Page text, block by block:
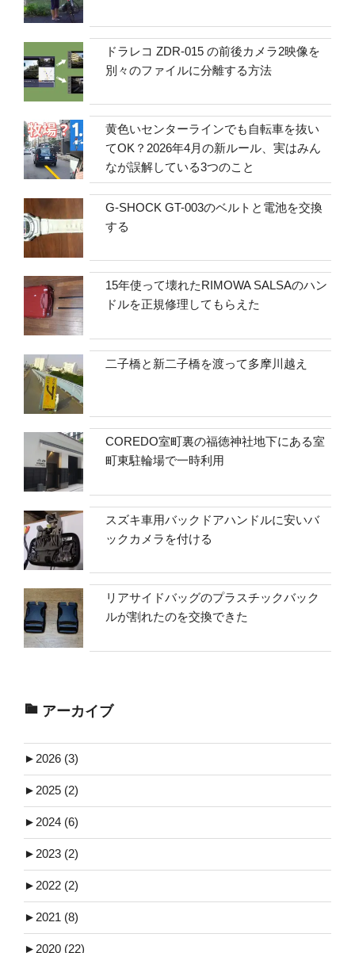
ドラレコ ZDR-015 の前後カメラ2映像を
別々のファイルに分離する方法
黄色いセンターラインでも自転車を抜い
てOK？2026年4月の新ルール、実はみん
なが誤解している3つのこと
G-SHOCK GT-003のベルトと電池を交換
する
15年使って壊れたRIMOWA SALSAのハン
ドルを正規修理してもらえた
二子橋と新二子橋を渡って多摩川越え
COREDO室町裏の福徳神社地下にある室
町東駐輪場で一時利用
スズキ車用バックドアハンドルに安いバ
ックカメラを付ける
リアサイドバッグのプラスチックバック
ルが割れたのを交換できた
アーカイブ
► 2026 (3)
► 2025 (2)
► 2024 (6)
► 2023 (2)
► 2022 (2)
► 2021 (8)
► 2020 (22)